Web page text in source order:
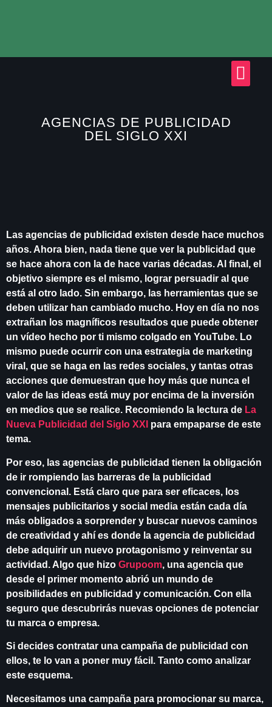
AGENCIAS DE PUBLICIDAD
DEL SIGLO XXI
Las agencias de publicidad existen desde hace muchos
años. Ahora bien, nada tiene que ver la publicidad que
se hace ahora con la de hace varias décadas. Al final, el
objetivo siempre es el mismo, lograr persuadir al que
está al otro lado. Sin embargo, las herramientas que se
deben utilizar han cambiado mucho. Hoy en día no nos
extrañan los magníficos resultados que puede obtener
un vídeo hecho por ti mismo colgado en YouTube. Lo
mismo puede ocurrir con una estrategia de marketing
viral, que se haga en las redes sociales, y tantas otras
acciones que demuestran que hoy más que nunca el
valor de las ideas está muy por encima de la inversión
en medios que se realice. Recomiendo la lectura de La
Nueva Publicidad del Siglo XXI para empaparse de este
tema.
Por eso, las agencias de publicidad tienen la obligación
de ir rompiendo las barreras de la publicidad
convencional. Está claro que para ser eficaces, los
mensajes publicitarios y social media están cada día
más obligados a sorprender y buscar nuevos caminos
de creatividad y ahí es donde la agencia de publicidad
debe adquirir un nuevo protagonismo y reinventar su
actividad. Algo que hizo Grupoom, una agencia que
desde el primer momento abrió un mundo de
posibilidades en publicidad y comunicación. Con ella
seguro que descubrirás nuevas opciones de potenciar
tu marca o empresa.
Si decides contratar una campaña de publicidad con
ellos, te lo van a poner muy fácil. Tanto como analizar
este esquema.
Necesitamos una campaña para promocionar su marca,